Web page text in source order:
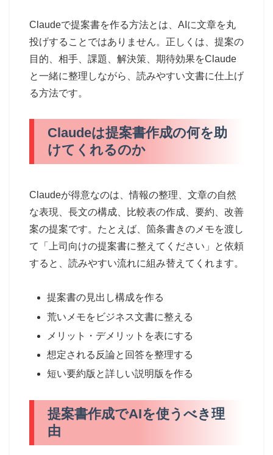
Claudeで提案書を作る方法とは、AIに文章を丸
投げすることではありません。正しくは、提案の
目的、相手、課題、解決策、期待効果をClaude
と一緒に整理しながら、読みやすい文書に仕上げ
る方法です。
Claudeは提案書作成の何を助
けてくれるのか
Claudeが得意なのは、情報の整理、文章の自然
な表現、長文の構成、比較表の作成、要約、改善
案の提案です。たとえば、箇条書きのメモを渡し
て「上司向けの提案書に整えてください」と依頼
すると、読みやすい流れに組み替えてくれます。
提案書の見出し構成を作る
荒いメモをビジネス文書に整える
メリット・デメリットを表にする
想定される反論と回答を整理する
短い要約版と詳しい説明版を作る
提案書作成でAIを使うべき理
由